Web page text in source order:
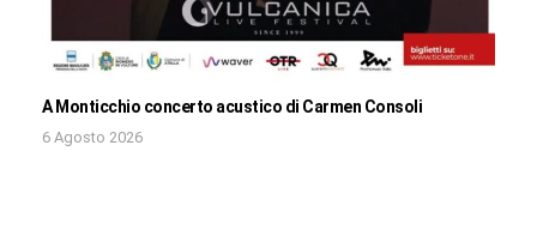
A Monticchio concerto acustico di Carmen Consoli
6 Agosto 2026